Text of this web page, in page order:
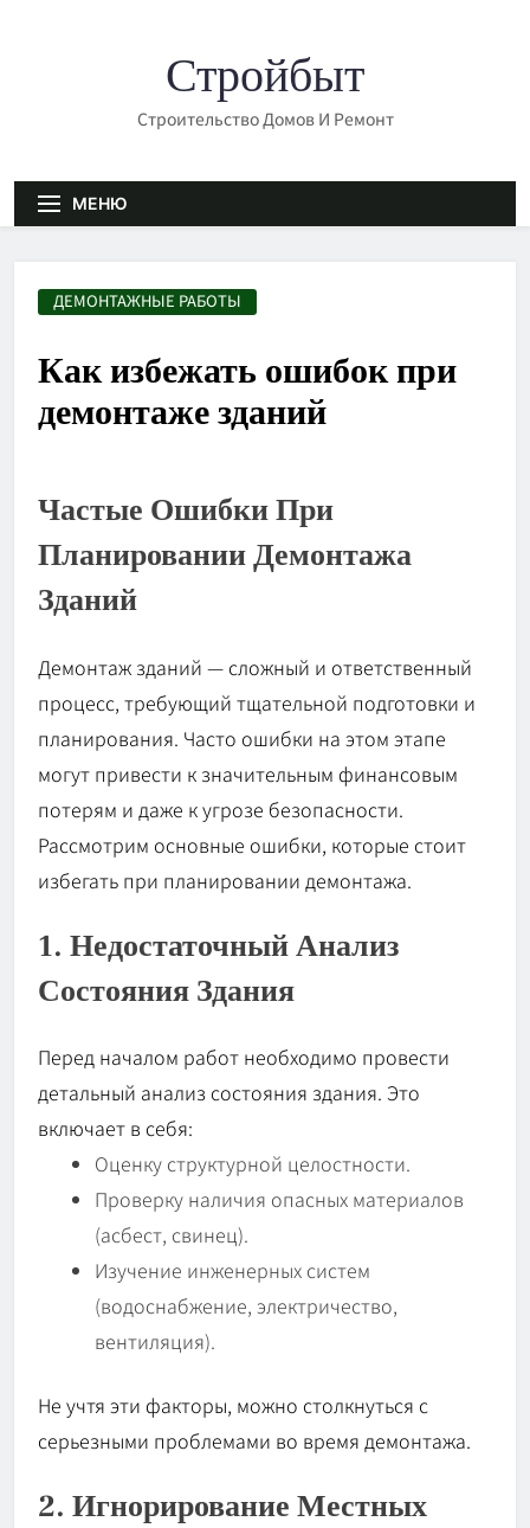
Стройбыт
Строительство Домов И Ремонт
МЕНЮ
ДЕМОНТАЖНЫЕ РАБОТЫ
Как избежать ошибок при
демонтаже зданий
Частые Ошибки При
Планировании Демонтажа
Зданий
Демонтаж зданий — сложный и ответственный
процесс, требующий тщательной подготовки и
планирования. Часто ошибки на этом этапе
могут привести к значительным финансовым
потерям и даже к угрозе безопасности.
Рассмотрим основные ошибки, которые стоит
избегать при планировании демонтажа.
1. Недостаточный Анализ
Состояния Здания
Перед началом работ необходимо провести
детальный анализ состояния здания. Это
включает в себя:
Оценку структурной целостности.
Проверку наличия опасных материалов
(асбест, свинец).
Изучение инженерных систем
(водоснабжение, электричество,
вентиляция).
Не учтя эти факторы, можно столкнуться с
серьезными проблемами во время демонтажа.
2. Игнорирование Местных